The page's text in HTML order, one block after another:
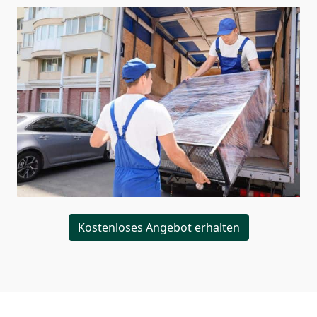
Kostenloses Angebot erhalten